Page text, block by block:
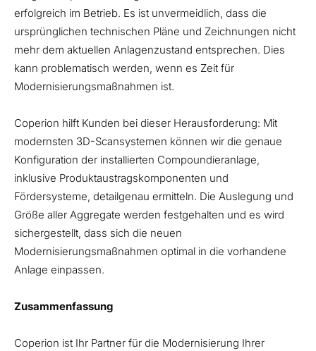
erfolgreich im Betrieb. Es ist unvermeidlich, dass die
ursprünglichen technischen Pläne und Zeichnungen nicht
mehr dem aktuellen Anlagenzustand entsprechen. Dies
kann problematisch werden, wenn es Zeit für
Modernisierungsmaßnahmen ist.
Coperion hilft Kunden bei dieser Herausforderung: Mit
modernsten 3D-Scansystemen können wir die genaue
Konfiguration der installierten Compoundieranlage,
inklusive Produktaustragskomponenten und
Fördersysteme, detailgenau ermitteln. Die Auslegung und
Größe aller Aggregate werden festgehalten und es wird
sichergestellt, dass sich die neuen
Modernisierungsmaßnahmen optimal in die vorhandene
Anlage einpassen.
Zusammenfassung
Coperion ist Ihr Partner für die Modernisierung Ihrer